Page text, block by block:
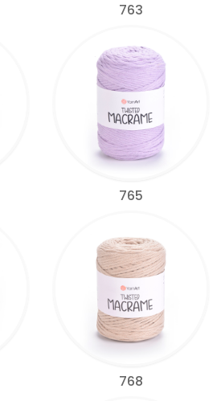
763
765
768